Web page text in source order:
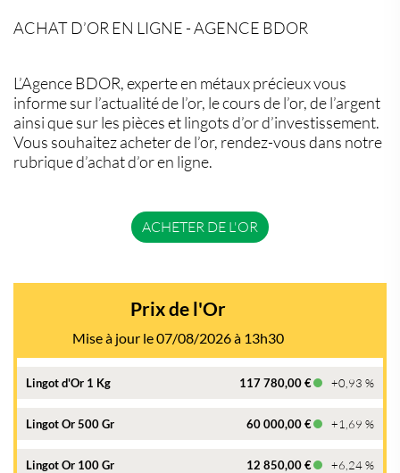
ACHAT D’OR EN LIGNE - AGENCE BDOR
L’Agence BDOR, experte en métaux précieux vous
informe sur l’actualité de l’or, le cours de l’or, de l’argent
ainsi que sur les pièces et lingots d’or d’investissement.
Vous souhaitez acheter de l’or, rendez-vous dans notre
rubrique d’achat d’or en ligne.
ACHETER DE L'OR
Prix de l'Or
Mise à jour le 07/08/2026 à 13h30
Lingot d'Or 1 Kg 117 780,00 € +0,93 %
Lingot Or 500 Gr 60 000,00 € +1,69 %
Lingot Or 100 Gr 12 850,00 € +6,24 %